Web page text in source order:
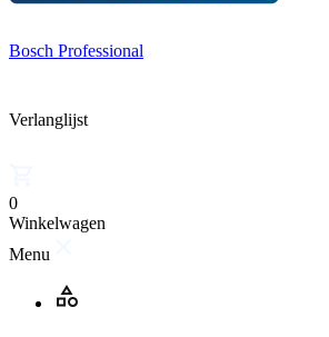
Bosch Professional
Verlanglijst
0
Winkelwagen
Menu